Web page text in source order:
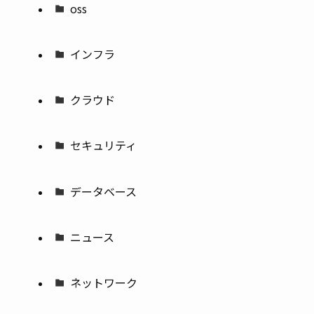
oss
インフラ
クラウド
セキュリティ
データベース
ニュース
ネットワーク